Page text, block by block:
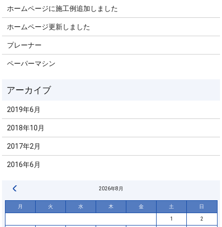
ホームページに施工例追加しました
ホームページ更新しました
プレーナー
ペーパーマシン
2019年6月
2018年10月
2017年2月
2016年6月
2026年8月
月 火 水 木 金 土 日
1 2